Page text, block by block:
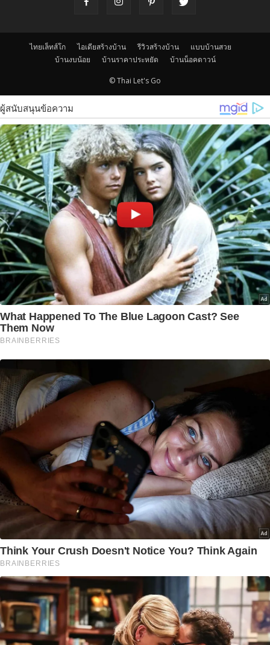
ไทยเล็ทส์โก ไอเดียสร้างบ้าน รีวิวสร้างบ้าน
แบบบ้านสวย
บ้านงบน้อย
บ้านราคาประหยัด บ้านน็อคดาวน์
© Thai Let's Go